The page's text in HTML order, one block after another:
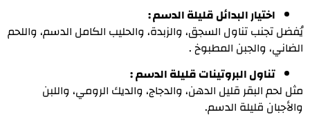
اختيار البدائل قليلة الدسم :
يُفضل تجنب تناول السجق، والزبدة، والحليب الكامل الدسم، واللحم
الضاني، والجبن المطبوخ .
تناول البروتينات قليلة الدسم:
مثل لحم البقر قليل الدهن، والدجاج، والديك الرومي، واللبن
والأجبان قليلة الدسم.